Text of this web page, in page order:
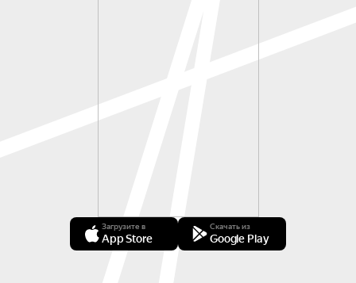
Загрузите в
App Store
Скачать из
Google Play